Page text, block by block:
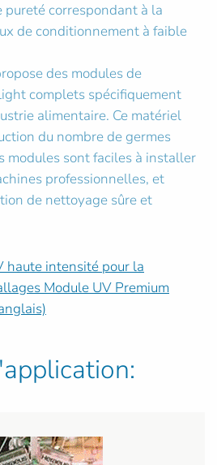
correspondant à la
de conditionnement à faible
des modules de
complets spécifiquement
alimentaire. Ce matériel
du nombre de germes
modules sont faciles à installer
professionnelles, et
de nettoyage sûre et
haute intensité pour la
Module UV Premium